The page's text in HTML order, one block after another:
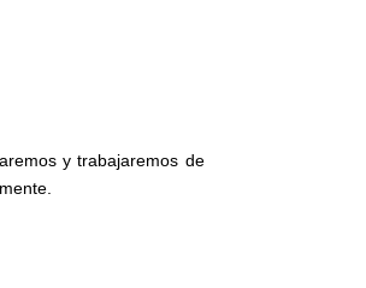
y trabajaremos de